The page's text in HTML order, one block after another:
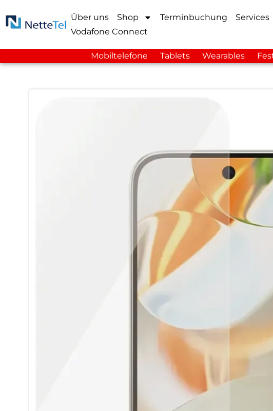
Über uns Shop Terminbuchung Services
Vodafone Connect
Mobiltelefone Tablets Wearables